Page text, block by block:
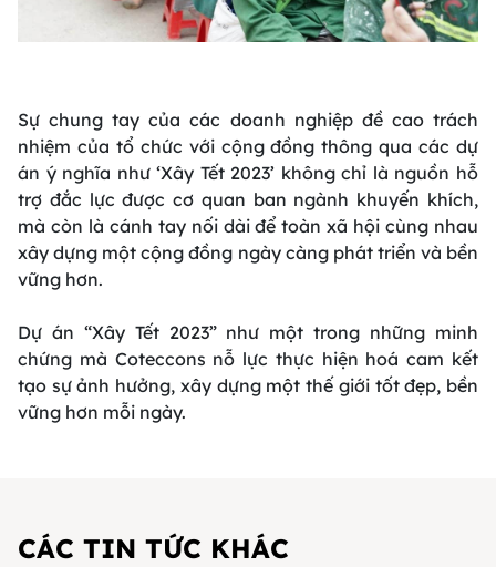
Sự chung tay của các doanh nghiệp đề cao trách
nhiệm của tổ chức với cộng đồng thông qua các dự
án ý nghĩa như ‘Xây Tết 2023’ không chỉ là nguồn hỗ
trợ đắc lực được cơ quan ban ngành khuyến khích,
mà còn là cánh tay nối dài để toàn xã hội cùng nhau
xây dựng một cộng đồng ngày càng phát triển và bền
vững hơn.
Dự án “Xây Tết 2023” như một trong những minh
chứng mà Coteccons nỗ lực thực hiện hoá cam kết
tạo sự ảnh hưởng, xây dựng một thế giới tốt đẹp, bền
vững hơn mỗi ngày.
CÁC TIN TỨC KHÁC